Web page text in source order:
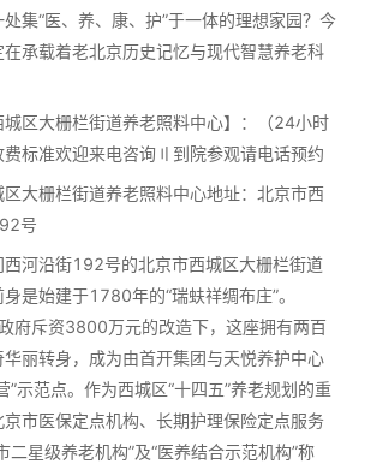
集“医、养、康、护”于一体的理想家园？今
承载着老北京历史记忆与现代智慧养老科
大栅栏街道养老照料中心】：（24小时
标准欢迎来电咨询〢到院参观请电话预约
栅栏街道养老照料中心地址：北京市西
号
河沿街192号的北京市西城区大栅栏街道
是始建于1780年的“瑞蚨祥绸布庄”。
府斥资3800万元的改造下，这座拥有两百
丽转身，成为由首开集团与天悦养护中心
”示范点。作为西城区“十四五”养老规划的重
市医保定点机构、长期护理保险定点服务
二星级养老机构”及“医养结合示范机构”称